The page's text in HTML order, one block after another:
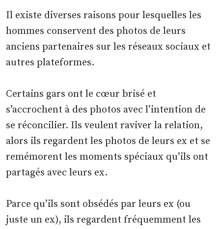
Il existe diverses raisons pour lesquelles les
hommes conservent des photos de leurs
anciens partenaires sur les réseaux sociaux et
autres plateformes.
Certains gars ont le cœur brisé et
s’accrochent à des photos avec l’intention de
se réconcilier. Ils veulent raviver la relation,
alors ils regardent les photos de leurs ex et se
remémorent les moments spéciaux qu’ils ont
partagés avec leurs ex.
Parce qu’ils sont obsédés par leurs ex (ou
juste un ex), ils regardent fréquemment les